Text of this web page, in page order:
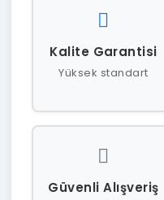
Kalite Garantisi
Yüksek standart
Güvenli Alışveriş